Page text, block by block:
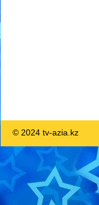
© 2024 tv-azia.kz